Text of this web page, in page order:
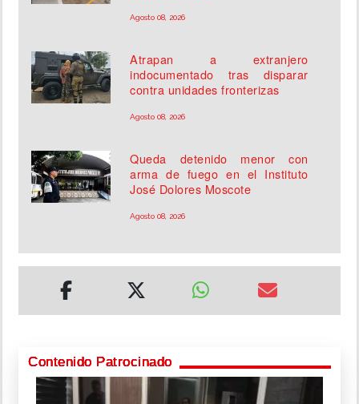
Agosto 08, 2026
Atrapan a extranjero
indocumentado tras disparar
contra unidades fronterizas
Agosto 08, 2026
Queda detenido menor con
arma de fuego en el Instituto
José Dolores Moscote
Agosto 08, 2026
Contenido Patrocinado